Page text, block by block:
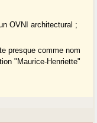
OVNI architectural ;
presque comme nom
"Maurice-Henriette"